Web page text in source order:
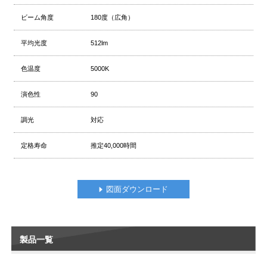
ビーム角度 180度（広角）
平均光度 512lm
色温度 5000K
演色性 90
調光 対応
定格寿命 推定40,000時間
図面ダウンロード
製品一覧